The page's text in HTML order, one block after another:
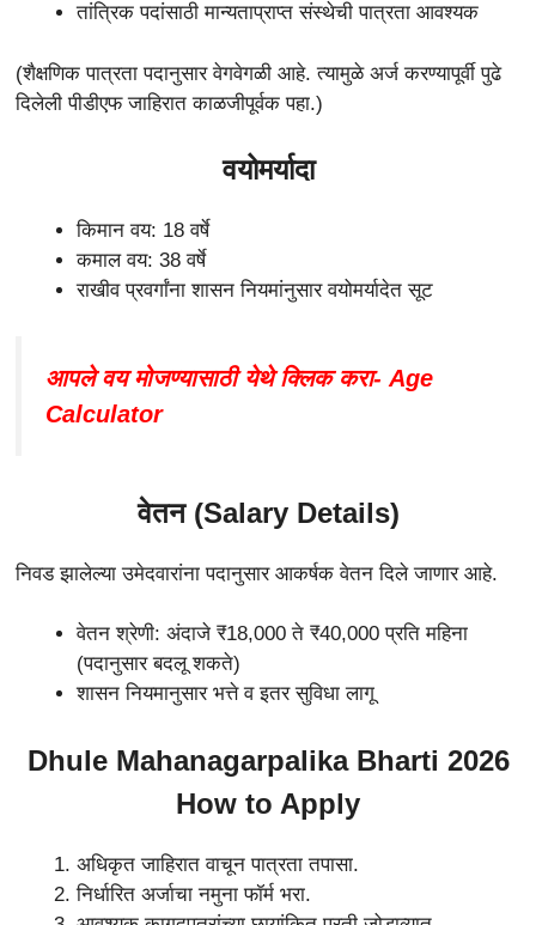
तांत्रिक पदांसाठी मान्यताप्राप्त संस्थेची पात्रता आवश्यक
(शैक्षणिक पात्रता पदानुसार वेगवेगळी आहे. त्यामुळे अर्ज करण्यापूर्वी पुढे
दिलेली पीडीएफ जाहिरात काळजीपूर्वक पहा.)
वयोमर्यादा
किमान वय: 18 वर्षे
कमाल वय: 38 वर्षे
राखीव प्रवर्गांना शासन नियमांनुसार वयोमर्यादेत सूट
आपले वय मोजण्यासाठी येथे क्लिक करा- Age
Calculator
वेतन (Salary Details)
निवड झालेल्या उमेदवारांना पदानुसार आकर्षक वेतन दिले जाणार आहे.
वेतन श्रेणी: अंदाजे ₹18,000 ते ₹40,000 प्रति महिना
(पदानुसार बदलू शकते)
शासन नियमानुसार भत्ते व इतर सुविधा लागू
Dhule Mahanagarpalika Bharti 2026
How to Apply
अधिकृत जाहिरात वाचून पात्रता तपासा.
निर्धारित अर्जाचा नमुना फॉर्म भरा.